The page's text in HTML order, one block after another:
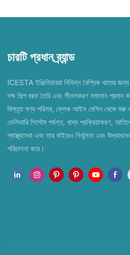
চারটি প্রধান ব্র্যান্ড
ICESTA ইঞ্জিনিয়াররা বিভিন্ন বৈশ্বিক খাতের
দক্ষ শিল্প বরফ তৈরি এবং শীতলকরণ সমাধান প্রদান
বিস্তৃত পণ্য পরিসর, ফ্লেক আইস মেশিন থেকে শুরু
ডেলিভারি সিস্টেম পর্যন্ত, খাদ্য প্রক্রিয়াকরণ,
স্বাস্থ্যসেবা এবং তার বাইরেও নির্ভুলতা এবং
পরিচালনা করে।